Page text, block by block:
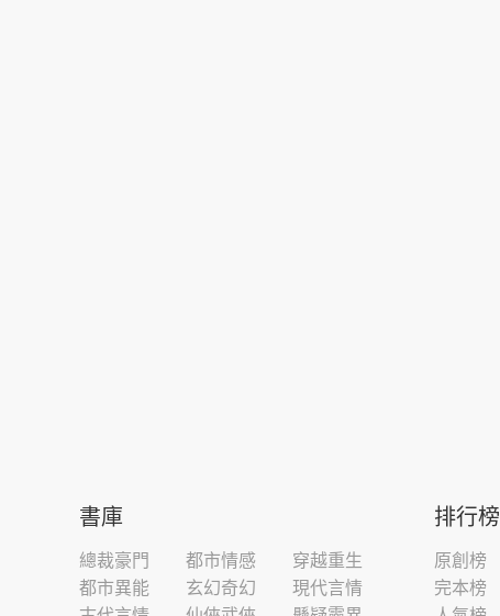
書庫
總裁豪門 都市情感
穿越重生
都市異能
玄幻奇幻
現代言情
排行榜
原創榜
完本榜